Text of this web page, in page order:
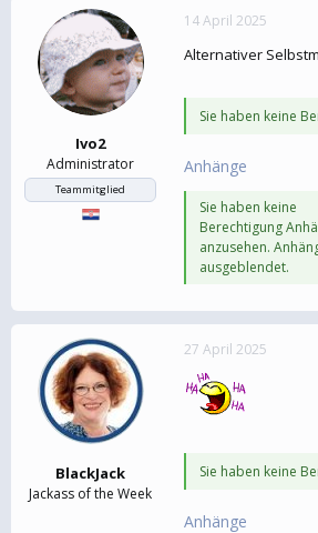
Ivo2
Administrator
Teammitglied
14 April 2025
Alternativer
Sie haben keine
Anhänge
Sie haben keine
Berechtigung
anzusehen.
ausgeblendet.
BlackJack
Jackass of the Week
27 April 2025
Sie haben keine
Anhänge